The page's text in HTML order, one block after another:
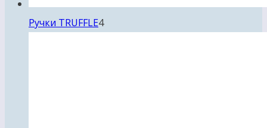
Ручки TRUFFLE44